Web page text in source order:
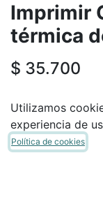
Imprimir
térmica
$ 35.700
SUITE VERSIÓN
Utilizamos
experiencia de
Política de cookies